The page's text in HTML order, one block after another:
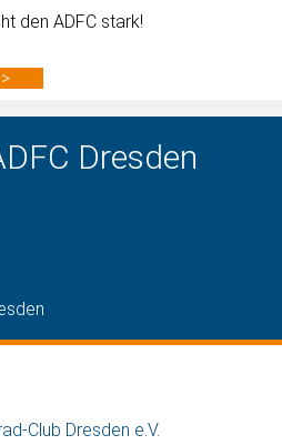
den ADFC stark!
Dresden
Club Dresden e.V.